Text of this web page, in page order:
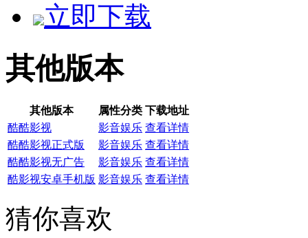
立即下载
其他版本
其他版本 属性分类 下载地址
酷酷影视
影音娱乐 查看详情
酷酷影视正式版
影音娱乐 查看详情
酷酷影视无广告
影音娱乐 查看详情
酷影视安卓手机版 影音娱乐 查看详情
猜你喜欢